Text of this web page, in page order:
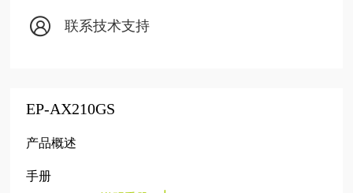
联系技术支持
EP-AX210GS
产品概述
手册